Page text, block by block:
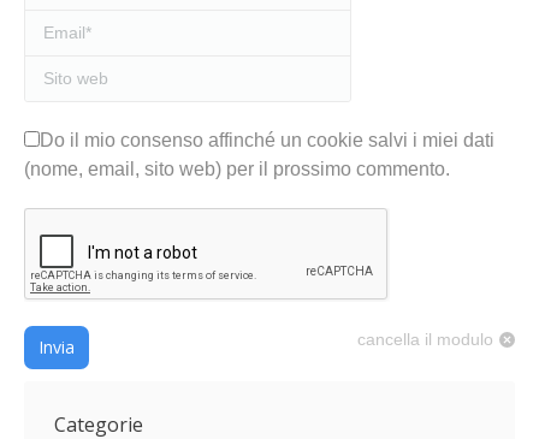
Email *
Sito web
Do il mio consenso affinché un cookie salvi i miei dati
(nome, email, sito web) per il prossimo commento.
cancella il modulo
Invia
Categorie